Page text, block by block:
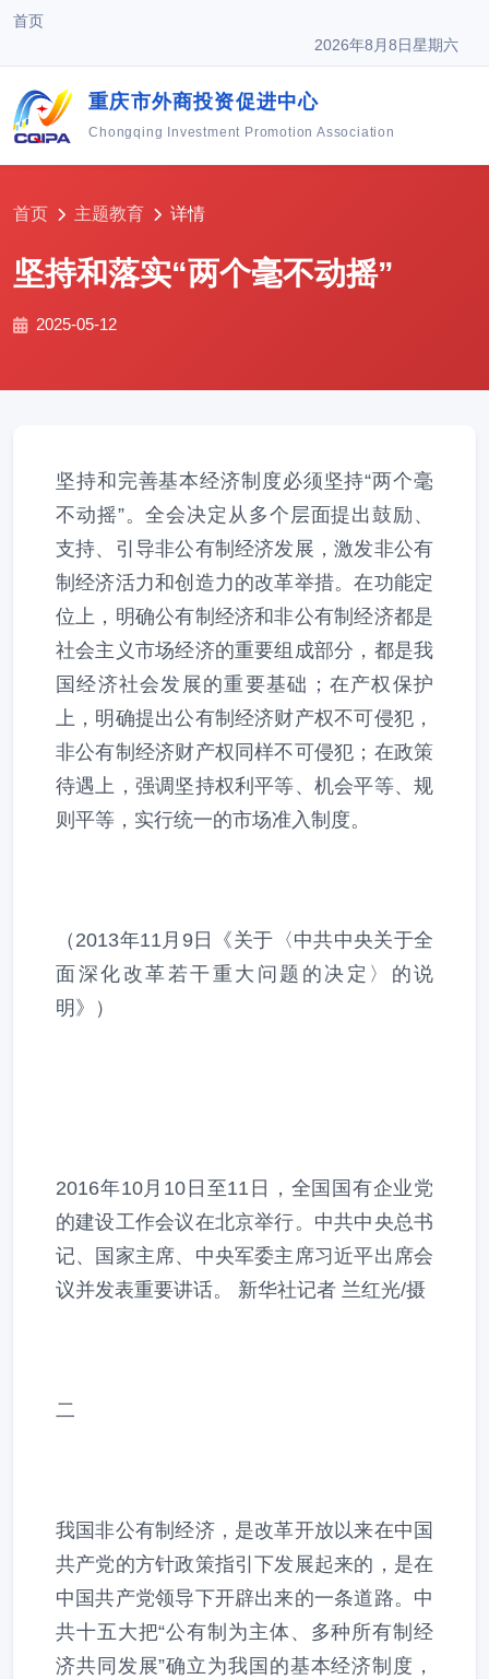
首页
2026年8月8日星期六
重庆市外商投资促进中心
Chongqing Investment Promotion Association
首页 主题教育 详情
坚持和落实“两个毫不动摇”
2025-05-12
坚持和完善基本经济制度必须坚持“两个毫
不动摇”。全会决定从多个层面提出鼓励、
支持、引导非公有制经济发展，激发非公有
制经济活力和创造力的改革举措。在功能定
位上，明确公有制经济和非公有制经济都是
社会主义市场经济的重要组成部分，都是我
国经济社会发展的重要基础；在产权保护
上，明确提出公有制经济财产权不可侵犯，
非公有制经济财产权同样不可侵犯；在政策
待遇上，强调坚持权利平等、机会平等、规
则平等，实行统一的市场准入制度。
（2013年11月9日《关于〈中共中央关于全
面深化改革若干重大问题的决定〉的说
明》）
2016年10月10日至11日，全国国有企业党
的建设工作会议在北京举行。中共中央总书
记、国家主席、中央军委主席习近平出席会
议并发表重要讲话。 新华社记者 兰红光/摄
二
我国非公有制经济，是改革开放以来在中国
共产党的方针政策指引下发展起来的，是在
中国共产党领导下开辟出来的一条道路。中
共十五大把“公有制为主体、多种所有制经
济共同发展”确立为我国的基本经济制度，